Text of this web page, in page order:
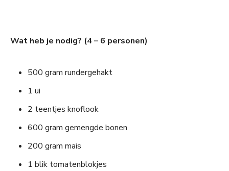
Wat heb je nodig? (4 – 6 personen)
500 gram rundergehakt
1 ui
2 teentjes knoflook
600 gram gemengde bonen
200 gram mais
1 blik tomatenblokjes